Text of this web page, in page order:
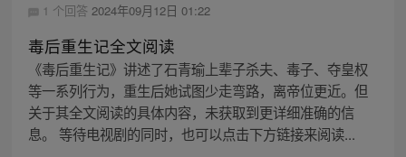
1 个回答 2024年09月12日 01:22
毒后重生记全文阅读
《毒后重生记》讲述了石青瑜上辈子杀夫、毒子、夺皇权
等一系列行为，重生后她试图少走弯路，离帝位更近。但
关于其全文阅读的具体内容，未获取到更详细准确的信
息。 等待电视剧的同时，也可以点击下方链接来阅读...